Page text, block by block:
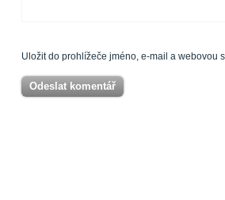
Uložit do prohlížeče jméno, e-mail a webovou